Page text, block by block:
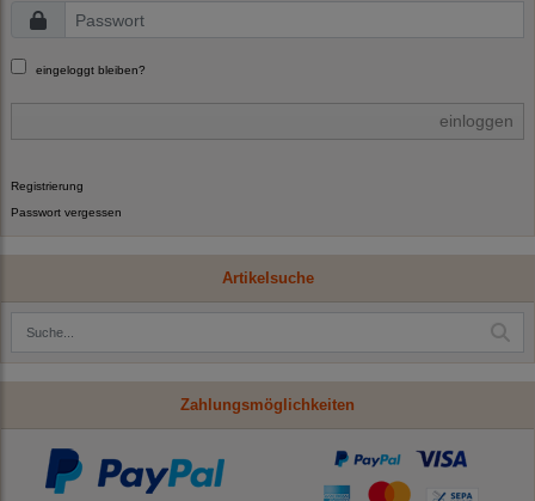
eingeloggt bleiben?
einloggen
Registrierung
Passwort vergessen
Artikelsuche
Zahlungsmöglichkeiten